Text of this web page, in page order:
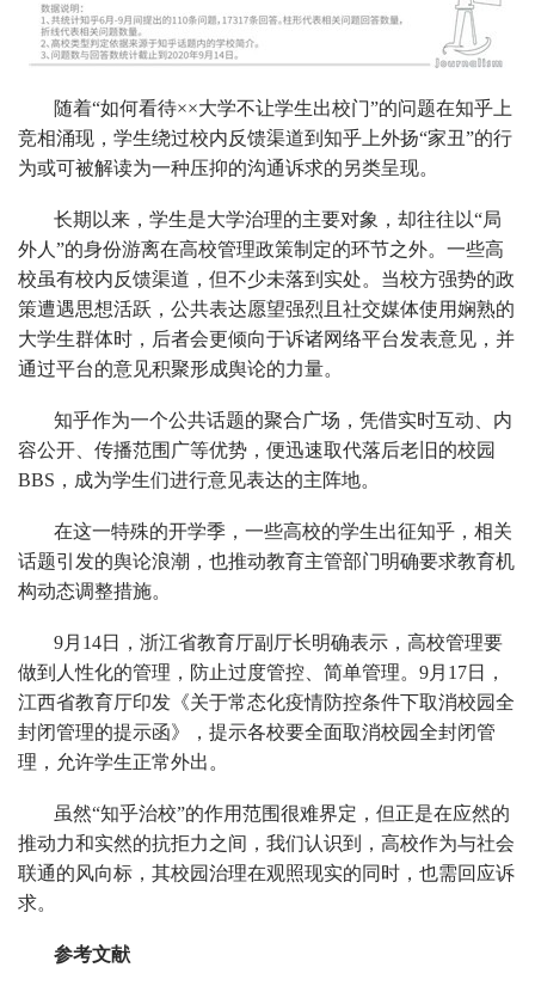
随着“如何看待××大学不让学生出校门”的问题在知乎上
竞相涌现，学生绕过校内反馈渠道到知乎上外扬“家丑”的行
为或可被解读为一种压抑的沟通诉求的另类呈现。
长期以来，学生是大学治理的主要对象，却往往以“局
外人”的身份游离在高校管理政策制定的环节之外。一些高
校虽有校内反馈渠道，但不少未落到实处。当校方强势的政
策遭遇思想活跃，公共表达愿望强烈且社交媒体使用娴熟的
大学生群体时，后者会更倾向于诉诸网络平台发表意见，并
通过平台的意见积聚形成舆论的力量。
知乎作为一个公共话题的聚合广场，凭借实时互动、内
容公开、传播范围广等优势，便迅速取代落后老旧的校园
BBS，成为学生们进行意见表达的主阵地。
在这一特殊的开学季，一些高校的学生出征知乎，相关
话题引发的舆论浪潮，也推动教育主管部门明确要求教育机
构动态调整措施。
9月14日，浙江省教育厅副厅长明确表示，高校管理要
做到人性化的管理，防止过度管控、简单管理。9月17日，
江西省教育厅印发《关于常态化疫情防控条件下取消校园全
封闭管理的提示函》，提示各校要全面取消校园全封闭管
理，允许学生正常外出。
虽然“知乎治校”的作用范围很难界定，但正是在应然的
推动力和实然的抗拒力之间，我们认识到，高校作为与社会
联通的风向标，其校园治理在观照现实的同时，也需回应诉
求。
参考文献